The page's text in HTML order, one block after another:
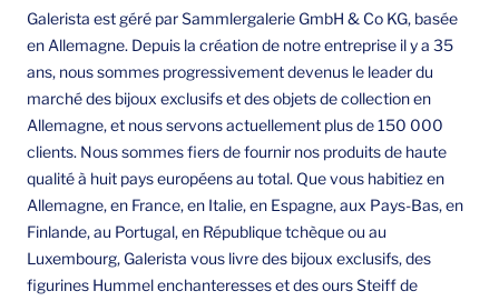
Galerista est géré par Sammlergalerie GmbH & Co KG, basée
en Allemagne. Depuis la création de notre entreprise il y a 35
ans, nous sommes progressivement devenus le leader du
marché des bijoux exclusifs et des objets de collection en
Allemagne, et nous servons actuellement plus de 150 000
clients. Nous sommes fiers de fournir nos produits de haute
qualité à huit pays européens au total. Que vous habitiez en
Allemagne, en France, en Italie, en Espagne, aux Pays-Bas, en
Finlande, au Portugal, en République tchèque ou au
Luxembourg, Galerista vous livre des bijoux exclusifs, des
figurines Hummel enchanteresses et des ours Steiff de